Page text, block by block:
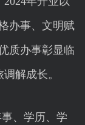
办事、文明赋
质办事彰显临
解成长。
、学历、学